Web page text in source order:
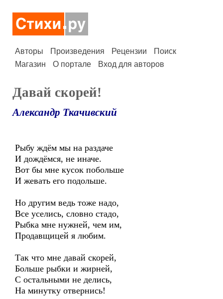
Авторы Произведения Рецензии
Поиск
Магазин
О портале Вход для авторов
Давай скорей!
Александр Ткачивский
Рыбу ждём мы на раздаче
И дождёмся, не иначе.
Вот бы мне кусок побольше
И жевать его подольше.
Но другим ведь тоже надо,
Все уселись, словно стадо,
Рыбка мне нужней, чем им,
Продавщицей я любим.
Так что мне давай скорей,
Больше рыбки и жирней,
С остальными не делись,
На минутку отвернись!